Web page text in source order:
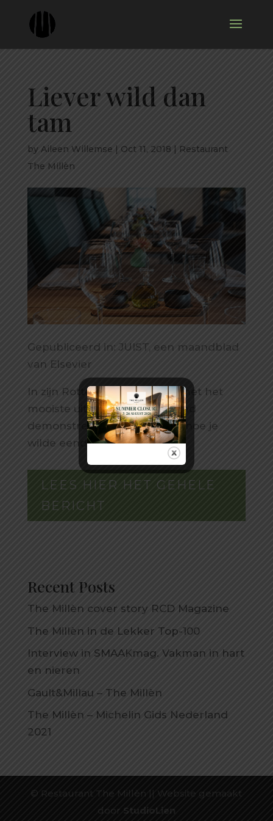
Liever wild dan
tam
by Aileen Willemse | Oct 11, 2018 | Restaurant
The Millèn
Gepubliceerd in: JUIST, een maandblad
van Elsevier
In zijn Rotterdamse keuken met het
mooiste uitzicht van Nederland
demonstreert Wim Severein hoe je
wilde eend bereidt.
LEES HIER HET GEHELE
BERICHT
Recent Posts
The Millèn cover story RCD Magazine
The Millèn in de Lekker Top-100
Interview in SMAAKmag. Vakman in hart
en nieren
Gault&Millau – The Millèn
The Millèn – Michelin Gids Nederland
2021
© Restaurant The Millèn || Website gemaakt
door StudioLien